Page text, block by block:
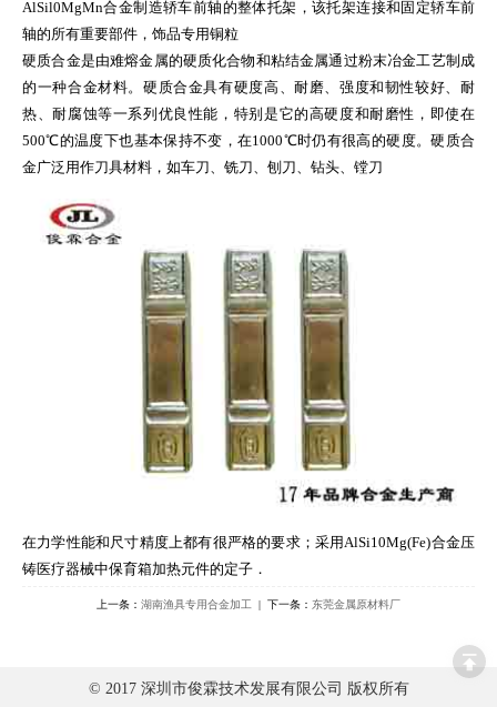
AlSil0MgMn合金制造轿车前轴的整体托架，该托架连接和固定轿车前
轴的所有重要部件，饰品专用铜粒
硬质合金是由难熔金属的硬质化合物和粘结金属通过粉末冶金工艺制成
的一种合金材料。硬质合金具有硬度高、耐磨、强度和韧性较好、耐
热、耐腐蚀等一系列优良性能，特别是它的高硬度和耐磨性，即使在
500℃的温度下也基本保持不变，在1000℃时仍有很高的硬度。硬质合
金广泛用作刀具材料，如车刀、铣刀、刨刀、钻头、镗刀
在力学性能和尺寸精度上都有很严格的要求；采用AlSi10Mg(Fe)合金压
铸医疗器械中保育箱加热元件的定子．
上一条： 湖南渔具专用合金加工 | 下一条： 东莞金属原材料厂
© 2017 深圳市俊霖技术发展有限公司 版权所有